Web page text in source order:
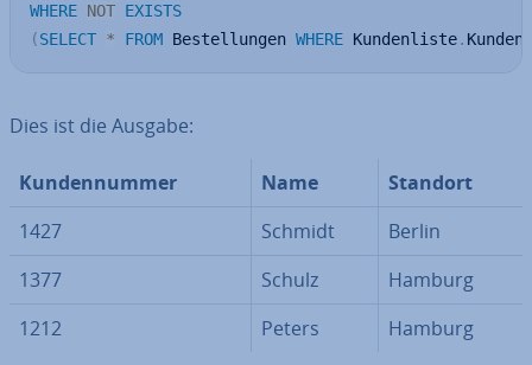
WHERE NOT EXISTS
(SELECT * FROM Bestellungen WHERE Kundenliste.
Dies ist die Ausgabe:
Kun­den­num­mer Name
Standort
1427
Schmidt
Berlin
1377
Schulz
Hamburg
1212
Peters Hamburg